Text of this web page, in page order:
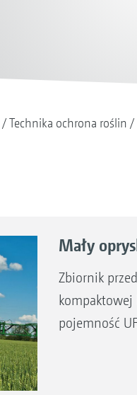
Technika ochrona roślin
Mały
Zbiornik
pojemność